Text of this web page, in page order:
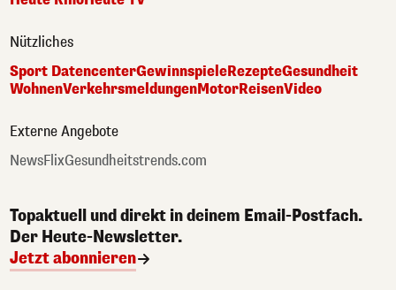
Nützliches
Sport DatencenterGewinnspieleRezepteGesundheit
WohnenVerkehrsmeldungenMotorReisenVideo
Externe Angebote
NewsFlixGesundheitstrends.com
Topaktuell und direkt in deinem Email-Postfach.
Der Heute-Newsletter.
Jetzt abonnieren